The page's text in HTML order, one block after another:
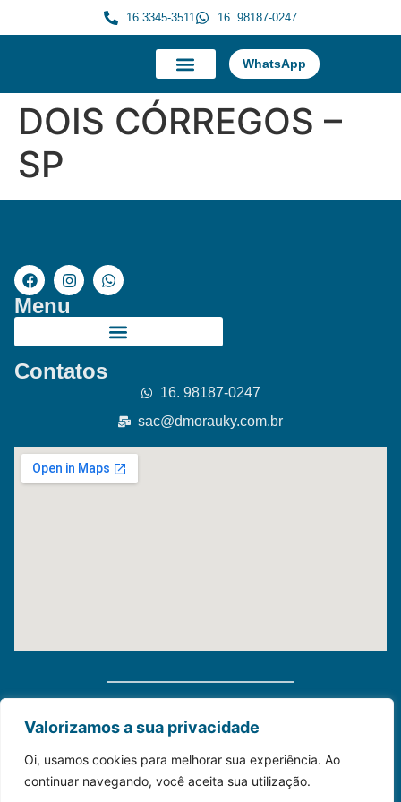
Valorizamos a sua privacidade
Oi, usamos cookies para melhorar sua experiência. Ao
continuar navegando, você aceita sua utilização.
16.3345-3511 16. 98187-0247
WhatsApp
DOIS CÓRREGOS –
SP
Menu
Contatos
16. 98187-0247
sac@dmorauky.com.br
Distribuidora Morauky 2025. Todos Os Direitos